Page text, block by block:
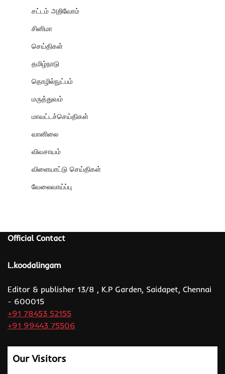
சட்டம் அறிவோம்
சினிமா
செய்திகள்
தமிழ்நாடு
தொழில்நுட்பம்
மருத்துவம்
மாவட்டச்செய்திகள்
வானிலை
விவசாயம்
விளையாட்டு செய்திகள்
வேலைவாய்ப்பு
Official Contact
L.koodalingam
Editor & publisher 13/8 , K.P Garden, Saidapet, Chennai
- 600015
+91 78453 52155
+91 99443 75506
Our Visitors